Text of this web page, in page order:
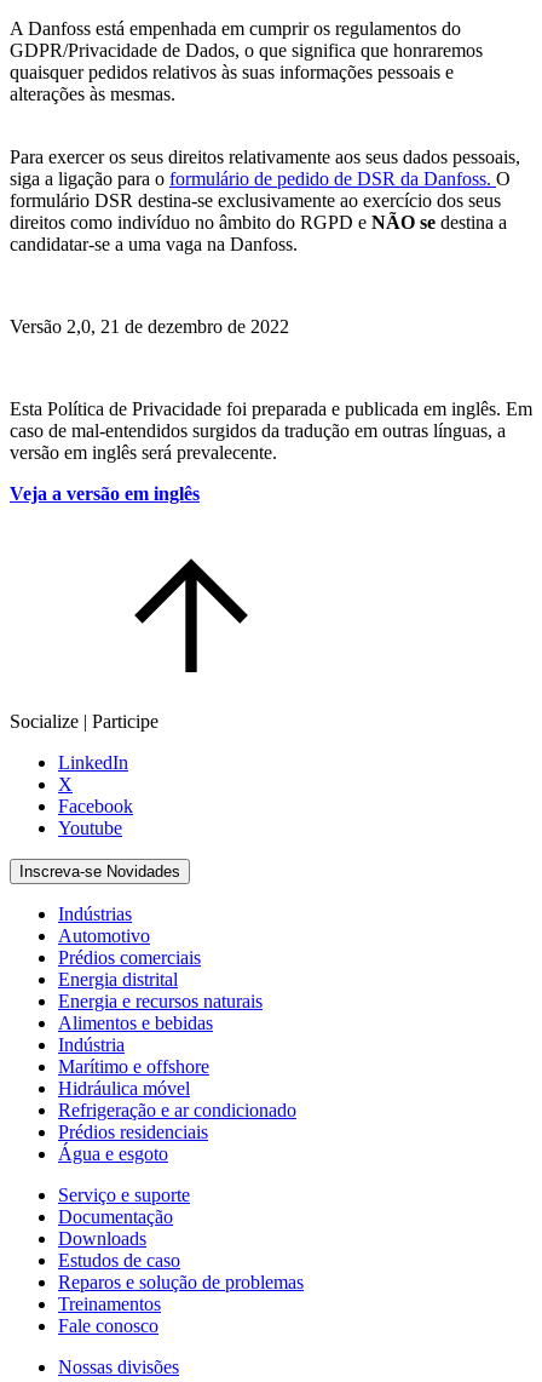
A Danfoss está empenhada em cumprir os regulamentos do
GDPR/Privacidade de Dados, o que significa que honraremos
quaisquer pedidos relativos às suas informações pessoais e
alterações às mesmas.
Para exercer os seus direitos relativamente aos seus dados pessoais,
siga a ligação para o formulário de pedido de DSR da Danfoss. O
formulário DSR destina-se exclusivamente ao exercício dos seus
direitos como indivíduo no âmbito do RGPD e NÃO se destina a
candidatar-se a uma vaga na Danfoss.
Versão 2,0, 21 de dezembro de 2022
Esta Política de Privacidade foi preparada e publicada em inglês. Em
caso de mal-entendidos surgidos da tradução em outras línguas, a
versão em inglês será prevalecente.
Veja a versão em inglês
Socialize | Participe
LinkedIn
X
Facebook
Youtube
Inscreva-se Novidades
Indústrias
Automotivo
Prédios comerciais
Energia distrital
Energia e recursos naturais
Alimentos e bebidas
Indústria
Marítimo e offshore
Hidráulica móvel
Refrigeração e ar condicionado
Prédios residenciais
Água e esgoto
Serviço e suporte
Documentação
Downloads
Estudos de caso
Reparos e solução de problemas
Treinamentos
Fale conosco
Nossas divisões